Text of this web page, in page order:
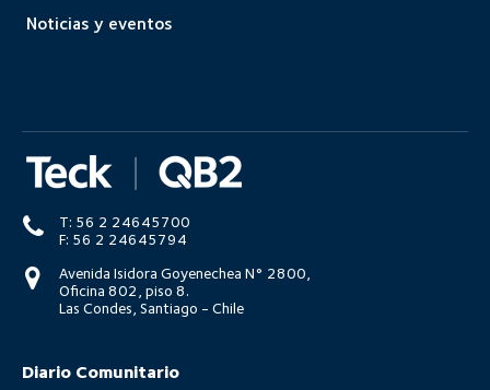
Noticias y eventos
T: 56 2 24645700
F: 56 2 24645794
Avenida Isidora Goyenechea N° 2800,
Oficina 802, piso 8.
Las Condes, Santiago - Chile
Diario Comunitario